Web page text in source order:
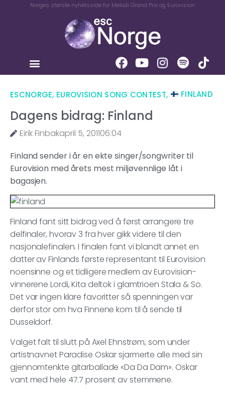
Norges største nyhetsside for Melodi Grand Prix og Eurovision
ESCNORGE, EUROVISION SONG CONTEST, FINLAND
Dagens bidrag: Finland
Eirik Finbakapril 5, 201106:04
Finland sender i år en ekte singer/songwriter til
Eurovision med årets mest miljøvennlige låt i
bagasjen.
Finland fant sitt bidrag ved å først arrangere tre
delfinaler, hvorav 3 fra hver gikk videre til den
nasjonalefinalen. I finalen fant vi blandt annet en
datter av Finlands første representant til Eurovision
noensinne og et tidligere medlem av Eurovision-
vinnerene Lordi, Kita deltok i glamtrioen Stala & So.
Det var ingen klare favoritter så spenningen var
derfor stor om hva Finnene kom til å sende til
Dusseldorf.
Valget falt til slutt på Axel Ehnstrøm, som under
artistnavnet Paradise Oskar sjarmerte alle med sin
gjennomtenkte gitarballade «Da Da Dam». Oskar
vant med hele 47.7 prosent av stemmene.